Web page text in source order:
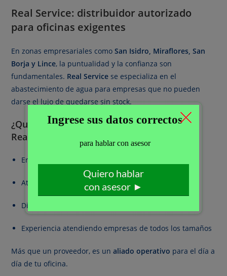
Real Service: distribuidor autorizado
para oficinas exigentes
En zonas empresariales comoSan Isidro, Miraflores, San
Borja y Lince, la puntualidad y la confianza son
fundamentales. Real Service se especializa en el
abastecimiento de agua para empresas que no pueden
darse el lujo de quedarse sin stock.
¿Qué valoran las oficinas que trabajan con
Real Service?
Entregas puntuales y coordinadas
Atención directa y rápida por WhatsApp
Distribución autorizada
Experiencia atendiendo empresas de todos los tamaños
Más que un proveedor, es unaliado operativo para el día a
día de tu oficina.